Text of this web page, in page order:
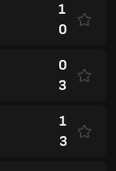
1
0
0
3
1
3